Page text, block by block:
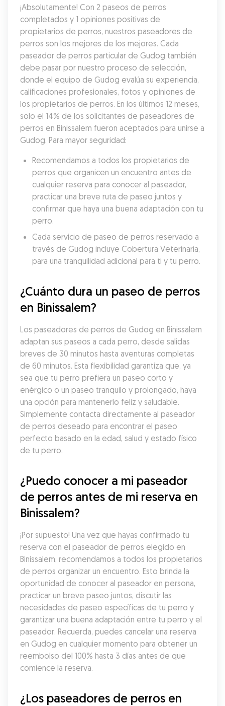
¡Absolutamente! Con 2 paseos de perros
completados y 1 opiniones positivas de
propietarios de perros, nuestros paseadores de
perros son los mejores de los mejores. Cada
paseador de perros particular de Gudog también
debe pasar por nuestro proceso de selección,
donde el equipo de Gudog evalúa su experiencia,
calificaciones profesionales, fotos y opiniones de
los propietarios de perros. En los últimos 12 meses,
solo el 14% de los solicitantes de paseadores de
perros en Binissalem fueron aceptados para unirse a
Gudog. Para mayor seguridad:
Recomendamos a todos los propietarios de
perros que organicen un encuentro antes de
cualquier reserva para conocer al paseador,
practicar una breve ruta de paseo juntos y
confirmar que haya una buena adaptación con tu
perro.
Cada servicio de paseo de perros reservado a
través de Gudog incluye Cobertura Veterinaria,
para una tranquilidad adicional para ti y tu perro.
¿Cuánto dura un paseo de perros
en Binissalem?
Los paseadores de perros de Gudog en Binissalem
adaptan sus paseos a cada perro, desde salidas
breves de 30 minutos hasta aventuras completas
de 60 minutos. Esta flexibilidad garantiza que, ya
sea que tu perro prefiera un paseo corto y
enérgico o un paseo tranquilo y prolongado, haya
una opción para mantenerlo feliz y saludable.
Simplemente contacta directamente al paseador
de perros deseado para encontrar el paseo
perfecto basado en la edad, salud y estado físico
de tu perro.
¿Puedo conocer a mi paseador
de perros antes de mi reserva en
Binissalem?
¡Por supuesto! Una vez que hayas confirmado tu
reserva con el paseador de perros elegido en
Binissalem, recomendamos a todos los propietarios
de perros organizar un encuentro. Esto brinda la
oportunidad de conocer al paseador en persona,
practicar un breve paseo juntos, discutir las
necesidades de paseo específicas de tu perro y
garantizar una buena adaptación entre tu perro y el
paseador. Recuerda, puedes cancelar una reserva
en Gudog en cualquier momento para obtener un
reembolso del 100% hasta 3 días antes de que
comience la reserva.
¿Los paseadores de perros en